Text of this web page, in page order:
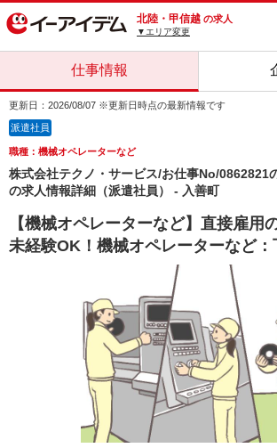
北陸・甲信越 の求人
▼エリア変更
仕事情報
更新日：2026/08/07 ※更新日時点の最新情報です
派遣社員
職種：機械オペレーターなど
株式会社テクノ・サービス/お仕事No/0862821
の求人情報詳細（派遣社員） - 入善町
【機械オペレーターなど】直接雇用
未経験OK！機械オペレーターなど：